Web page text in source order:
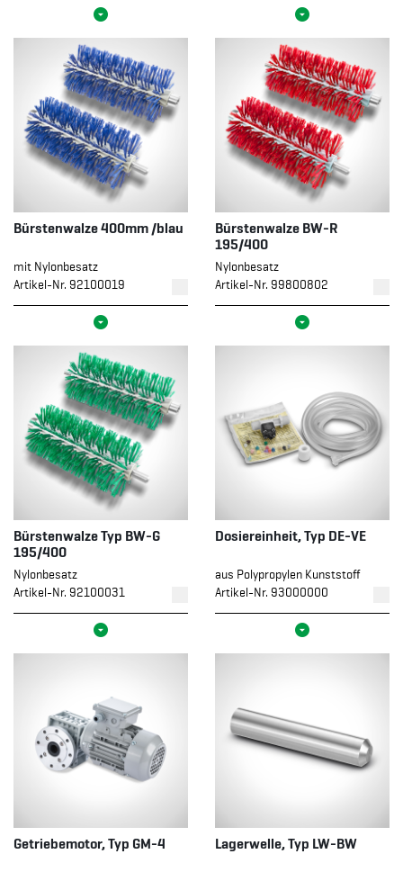
Bürstenwalze 400mm /blau
mit Nylonbesatz
Artikel-Nr. 92100019
Bürstenwalze BW-R
195/400
Nylonbesatz
Artikel-Nr. 99800802
Bürstenwalze Typ BW-G
195/400
Nylonbesatz
Artikel-Nr. 92100031
Dosiereinheit, Typ DE-VE
aus Polypropylen Kunststoff
Artikel-Nr. 93000000
Getriebemotor, Typ GM-4 Lagerwelle, Typ LW-BW